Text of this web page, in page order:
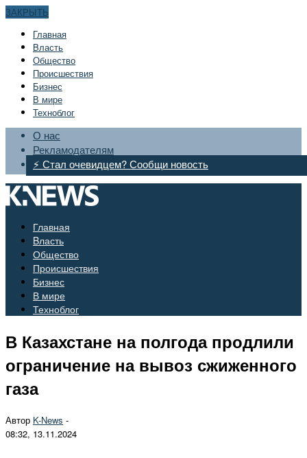
ЗАКРЫТЬ
Главная
Bласть
Общество
Происшествия
Бизнес
В мире
Техноблог
О нас
Рекламодателям
⚡ Стал очевидцем? Сообщи новость
Главная
Bласть
Общество
Происшествия
Бизнес
В мире
Техноблог
В Казахстане на полгода продлили
ограничение на вывоз сжиженного
газа
Автор K-News -
08:32, 13.11.2024